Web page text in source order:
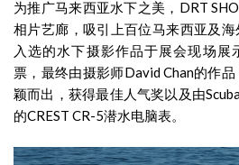
为推广马来西亚水下之美，DRT
相片艺廊，吸引上百位马来西亚及
入选的水下摄影作品于展会现场展
票，最终由摄影师David Chan的作
颖而出，获得最佳人气奖以及由
的CREST CR-5潜水电脑表。